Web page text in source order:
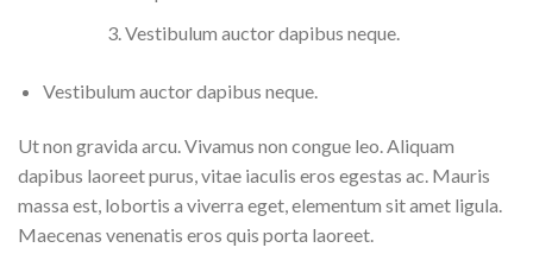
Vestibulum auctor dapibus neque.
Vestibulum auctor dapibus neque.
Ut non gravida arcu. Vivamus non congue leo. Aliquam
dapibus laoreet purus, vitae iaculis eros egestas ac. Mauris
massa est, lobortis a viverra eget, elementum sit amet ligula.
Maecenas venenatis eros quis porta laoreet.